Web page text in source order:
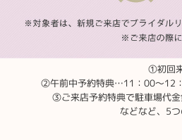
①初回
②午前中予約特典…11：00～12
③ご来店予約特典で駐車場代
などなど、5